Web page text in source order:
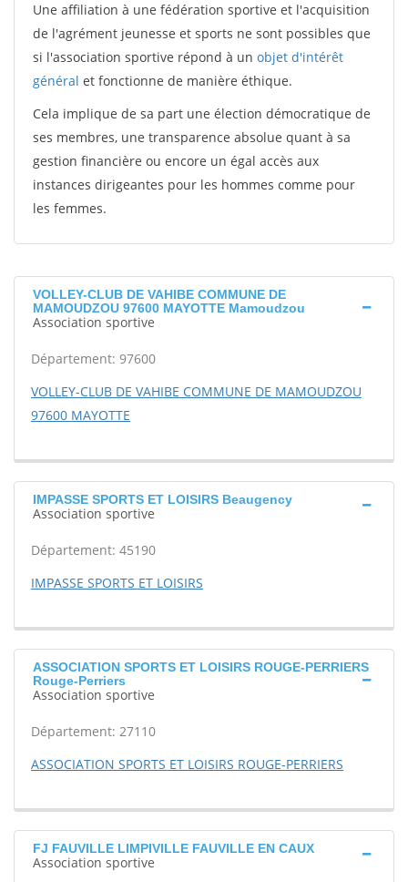
Une affiliation à une fédération sportive et l'acquisition
de l'agrément jeunesse et sports ne sont possibles que
si l'association sportive répond à un objet d'intérêt
général et fonctionne de manière éthique.
Cela implique de sa part une élection démocratique de
ses membres, une transparence absolue quant à sa
gestion financière ou encore un égal accès aux
instances dirigeantes pour les hommes comme pour
les femmes.
VOLLEY-CLUB DE VAHIBE COMMUNE DE
MAMOUDZOU 97600 MAYOTTE Mamoudzou
Association sportive
Département: 97600
VOLLEY-CLUB DE VAHIBE COMMUNE DE MAMOUDZOU
97600 MAYOTTE
IMPASSE SPORTS ET LOISIRS Beaugency
Association sportive
Département: 45190
IMPASSE SPORTS ET LOISIRS
ASSOCIATION SPORTS ET LOISIRS ROUGE-PERRIERS
Rouge-Perriers
Association sportive
Département: 27110
ASSOCIATION SPORTS ET LOISIRS ROUGE-PERRIERS
FJ FAUVILLE LIMPIVILLE FAUVILLE EN CAUX
Association sportive